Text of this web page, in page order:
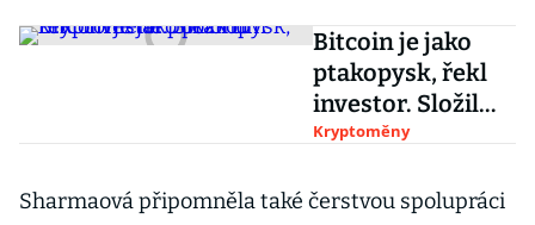
Bitcoin je jako
ptakopysk, řekl
investor. Složil
tím kryptoměně
Kryptoměny
Sharmaová připomněla také čerstvou spolupráci